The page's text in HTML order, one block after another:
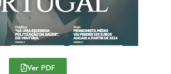
Ver PDF